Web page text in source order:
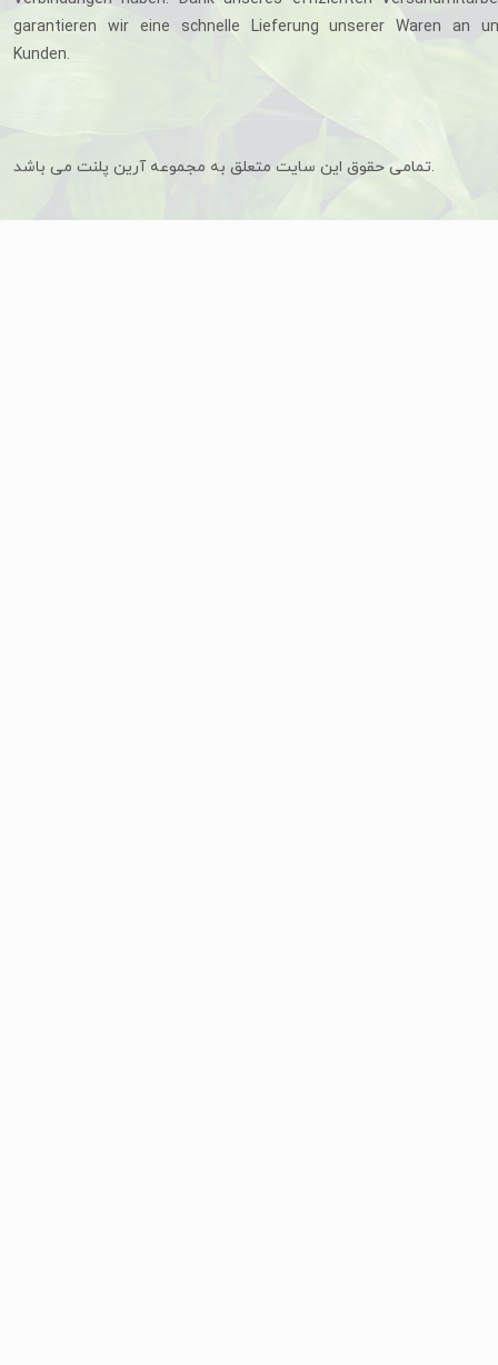
garantieren wir eine schnelle Lieferung unserer Waren an
Kunden.
تمامی حقوق این سایت متعلق به مجموعه آرین پلنت می باشد.